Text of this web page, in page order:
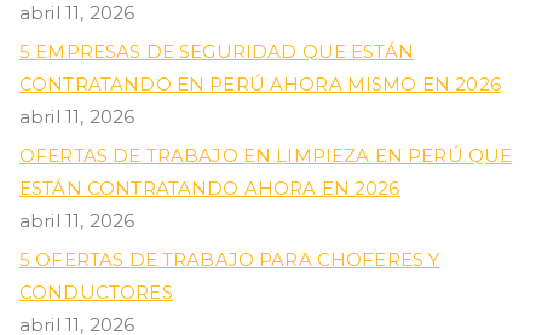
abril 11, 2026
5 EMPRESAS DE SEGURIDAD QUE ESTÁN
CONTRATANDO EN PERÚ AHORA MISMO EN 2026
abril 11, 2026
OFERTAS DE TRABAJO EN LIMPIEZA EN PERÚ QUE
ESTÁN CONTRATANDO AHORA EN 2026
abril 11, 2026
5 OFERTAS DE TRABAJO PARA CHOFERES Y
CONDUCTORES
abril 11, 2026